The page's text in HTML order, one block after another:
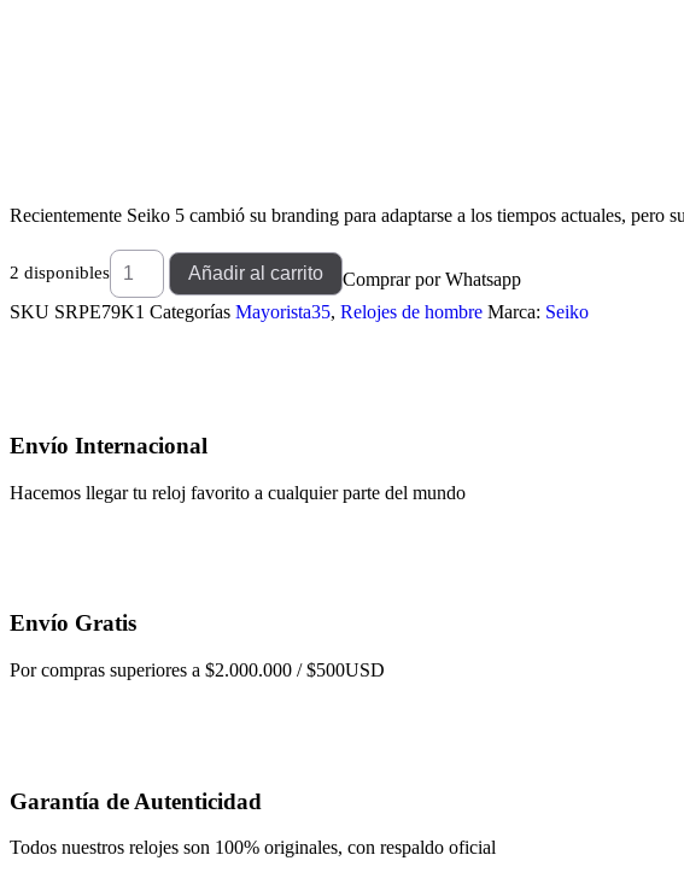
Recientemente Seiko 5 cambió su branding para adaptarse a los tiempos actuales,
2 disponibles Añadir al carrito
Comprar por Whatsapp
SKU SRPE79K1 Categorías Mayorista35, Relojes de hombre Marca: Seiko
Envío Internacional
Hacemos llegar tu reloj favorito a cualquier parte del mundo
Envío Gratis
Por compras superiores a $2.000.000 / $500USD
Garantía de Autenticidad
Todos nuestros relojes son 100% originales, con respaldo oficial